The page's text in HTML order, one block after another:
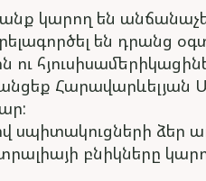
կարող են
են դրանց
ու
Հարավարևելյան
սպիտակուցների ձեր
բնիկները